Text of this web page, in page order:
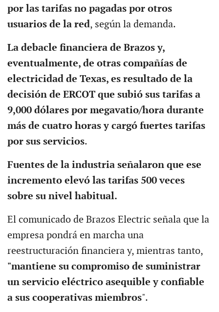
por las tarifas no pagadas por otros
usuarios de la red, según la demanda.
La debacle financiera de Brazos y,
eventualmente, de otras compañías de
electricidad de Texas, es resultado de la
decisión de ERCOT que subió sus tarifas a
9,000 dólares por megavatio/hora durante
más de cuatro horas y cargó fuertes tarifas
por sus servicios.
Fuentes de la industria señalaron que ese
incremento elevó las tarifas 500 veces
sobre su nivel habitual.
El comunicado de Brazos Electric señala que la
empresa pondrá en marcha una
reestructuración financiera y, mientras tanto,
"mantiene su compromiso de suministrar
un servicio eléctrico asequible y confiable
a sus cooperativas miembros".